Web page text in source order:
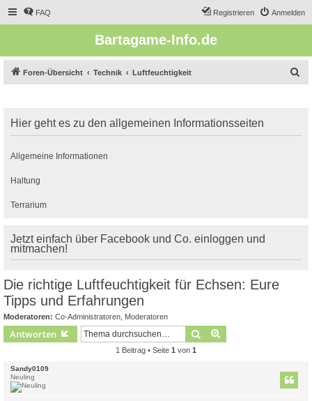
FAQ Anmelden
Registrieren
Bartagame-Info.de
Foren-Übersicht Technik Luftfeuchtigkeit
e
Hier geht es zu den allgemeinen Informationsseiten
Allgemeine Informationen
Haltung
Terrarium
Jetzt einfach über Facebook und Co. einloggen und
mitmachen!
Die richtige Luftfeuchtigkeit für Echsen: Eure
Tipps und Erfahrungen
Moderatoren: Co-Administratoren Moderatoren
Antworten Suche
1 Beitrag • Seite 1 von 1
Sandy0109
Neuling